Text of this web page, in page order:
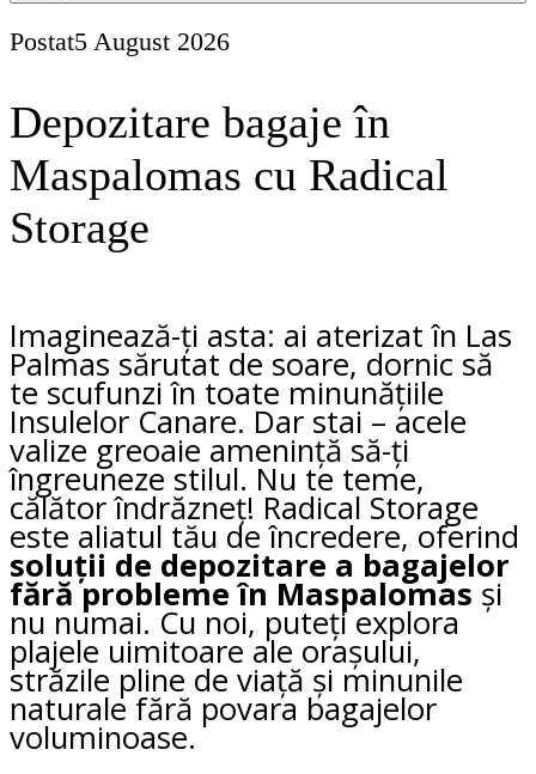
Postat5 August 2026
Depozitare bagaje în
Maspalomas cu Radical
Storage
Imaginează-ți asta: ai aterizat în Las
Palmas sărutat de soare, dornic să
te scufunzi în toate minunățiile
Insulelor Canare. Dar stai – acele
valize greoaie amenință să-ți
îngreuneze stilul. Nu te teme,
călător îndrăzneț! Radical Storage
este aliatul tău de încredere, oferind
soluții de depozitare a bagajelor
fără probleme în Maspalomas și
nu numai. Cu noi, puteți explora
plajele uimitoare ale orașului,
străzile pline de viață și minunile
naturale fără povara bagajelor
voluminoase.